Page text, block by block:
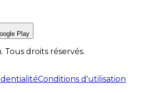
Play
Tous droits réservés.
Conditions d'utilisation